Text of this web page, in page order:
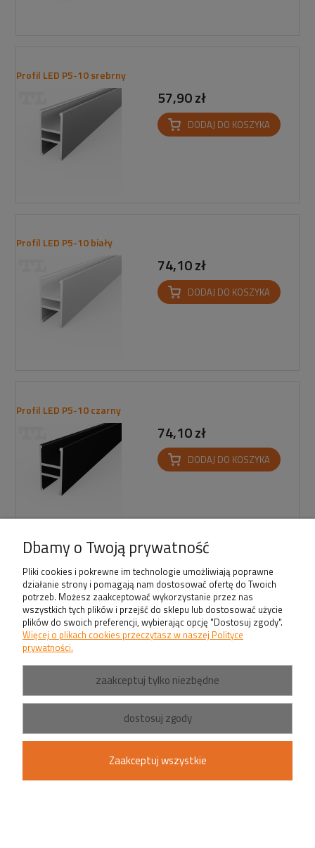
Profil LED P5-10 srebrny
57,90 zł
DODAJ DO KOSZYKA
Profil LED P5-10 biały
74,10 zł
DODAJ DO KOSZYKA
Profil LED P5-10 czarny
74,10 zł
DODAJ DO KOSZYKA
Zaślepki P5-10 szare do osłonki C1
5,50 zł
DODAJ DO KOSZYKA
Zaślepki P5-10 białe do osłonki C1
5,50 zł
Dbamy o Twoją prywatność
Pliki cookies i pokrewne im technologie umożliwiają poprawne
działanie strony i pomagają nam dostosować ofertę do Twoich
potrzeb. Możesz zaakceptować wykorzystanie przez nas
wszystkich tych plików i przejść do sklepu lub dostosować użycie
plików do swoich preferencji, wybierając opcję "Dostosuj zgody".
Więcej o plikach cookies przeczytasz w naszej Polityce
prywatności.
zaakceptuj tylko niezbędne
dostosuj zgody
Zaakceptuj wszystkie